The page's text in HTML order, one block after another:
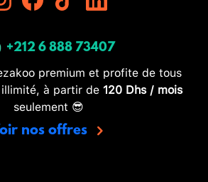
+212 6 888 73407
premium et profite de tous
à partir de 120 Dhs / mois
seulement 😎
nos offres